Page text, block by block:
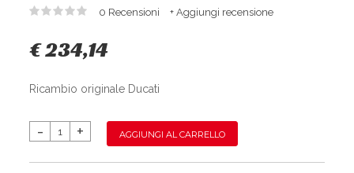
0 Recensioni + Aggiungi recensione
€ 234,14
Ricambio originale Ducati
AGGIUNGI AL CARRELLO